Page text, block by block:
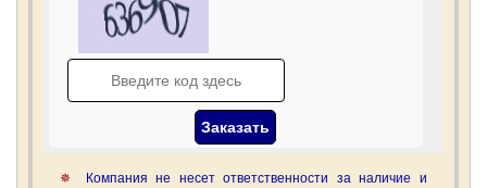
Компания не несет ответственности за наличие и